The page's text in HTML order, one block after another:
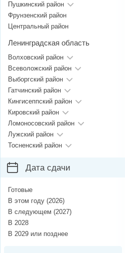
Пушкинский район
Фрунзенский район
Центральный район
Ленинградская область
Волховский район
Всеволожский район
Выборгский район
Гатчинский район
Кингисеппский район
Кировский район
Ломоносовский район
Лужский район
Тосненский район
Дата сдачи
Готовые
В этом году (2026)
В следующем (2027)
В 2028
В 2029 или позднее